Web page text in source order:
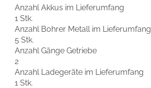
Anzahl Akkus im Lieferumfang
1 Stk.
Anzahl Bohrer Metall im Lieferumfang
5 Stk.
Anzahl Gänge Getriebe
2
Anzahl Ladegeräte im Lieferumfang
1 Stk.